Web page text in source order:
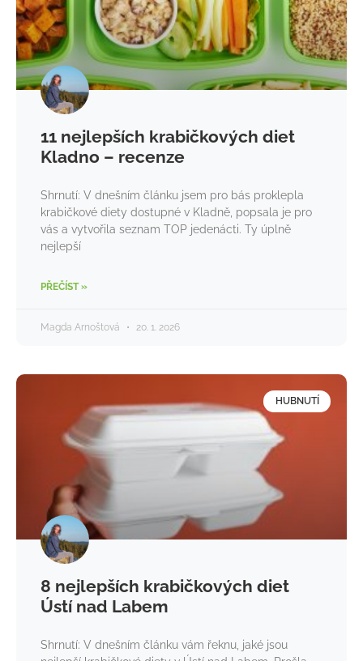
11 nejlepších krabičkových diet
Kladno – recenze
Shrnutí: V dnešním článku jsem pro bás proklepla
krabičkové diety dostupné v Kladně, popsala je pro
vás a vytvořila seznam TOP jedenácti. Ty úplně
nejlepší
PŘEČÍST »
Magda Arnoštová 20. 1. 2026
HUBNUTÍ
8 nejlepších krabičkových diet
Ústí nad Labem
Shrnutí: V dnešním článku vám řeknu, jaké jsou